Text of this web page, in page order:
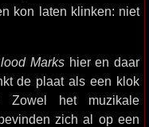
kon laten klinken: niet
Markshier en daar
de plaat als een klok
Zowel het muzikale
zich al op een